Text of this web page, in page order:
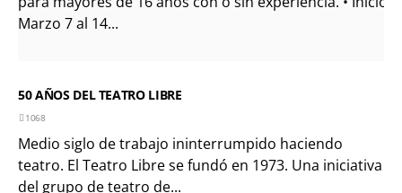
Marzo 7 al 14...
50 AÑOS DEL TEATRO LIBRE
1068
Medio siglo de trabajo ininterrumpido haciendo
teatro. El Teatro Libre se fundó en 1973. Una iniciativa
del grupo de teatro de...